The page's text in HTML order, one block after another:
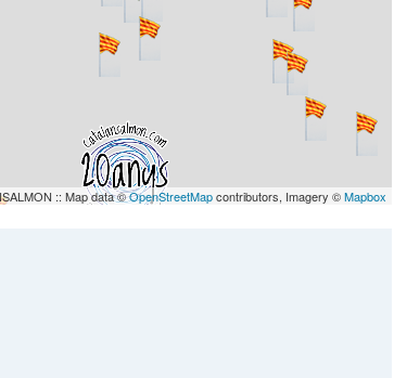
:: Map data ©OpenStreetMapcontributors, Imagery ©Mapbox